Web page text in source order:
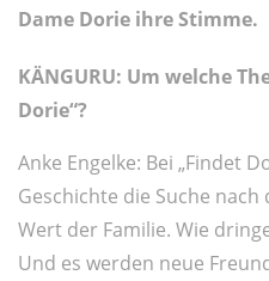
Dame Dorie ihre Stimme.
KÄNGURU: Um welche
Dorie“?
Anke Engelke: Bei „Findet
Geschichte die Suche
Wert der Familie. Wie
Und es werden neue